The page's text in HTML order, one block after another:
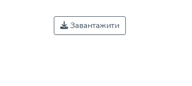
Завантажити